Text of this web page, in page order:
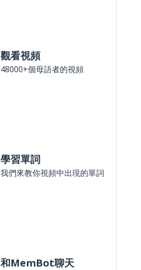
觀看視頻
48000+個母語者的視頻
學習單詞
我們來教你視頻中出現的單詞
和MemBot聊天